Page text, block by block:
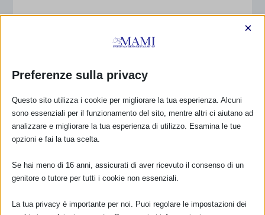
clicca sul nome del gruppo per saperne di più
PER SAPERNE DI PIÙ
Preferenze sulla privacy
×
Questo sito utilizza i cookie per migliorare la tua esperienza. Alcuni
sono essenziali per il funzionamento del sito, mentre altri ci aiutano ad
analizzare e migliorare la tua esperienza di utilizzo. Esamina le tue
opzioni e fai la tua scelta.
Se hai meno di 16 anni, assicurati di aver ricevuto il consenso di un
genitore o tutore per tutti i cookie non essenziali.
La tua privacy è importante per noi. Puoi regolare le impostazioni dei